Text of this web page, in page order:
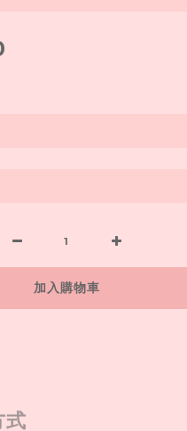
加入購物車
式